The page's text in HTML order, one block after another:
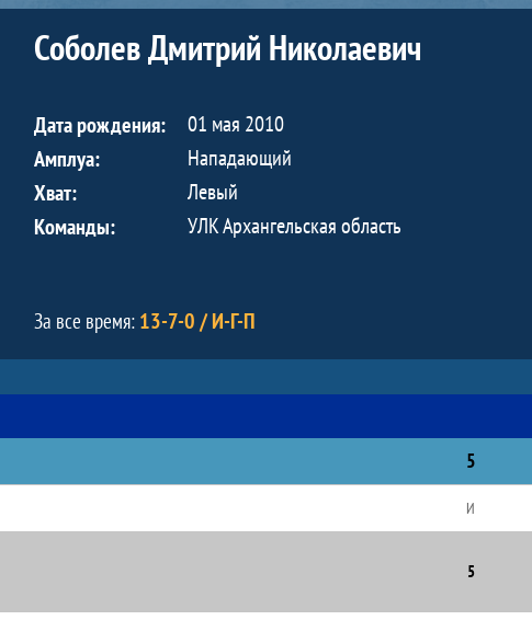
Соболев Дмитрий Николаевич
Дата рождения:
01 мая 2010
Амплуа:
Нападающий
Хват:
Левый
Команды:
УЛК Архангельская область
За все время: 13-7-0 / И-Г-П
5
И
5